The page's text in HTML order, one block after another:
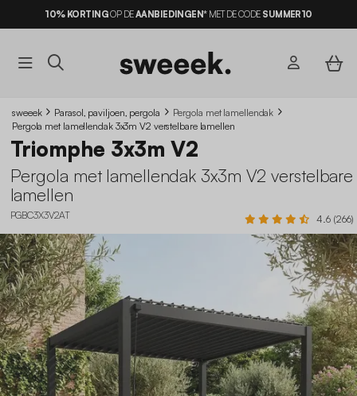
10% KORTINGOP DEAANBIEDINGEN*MET DE CODE SUMMER10
sweeek Parasol, paviljoen, pergola
Pergola met lamellendak
Pergola met lamellendak 3x3m V2 verstelbare lamellen
Triomphe 3x3m V2
Pergola met lamellendak 3x3m V2 verstelbare
lamellen
PGBC3X3V2AT 4.6 (266)